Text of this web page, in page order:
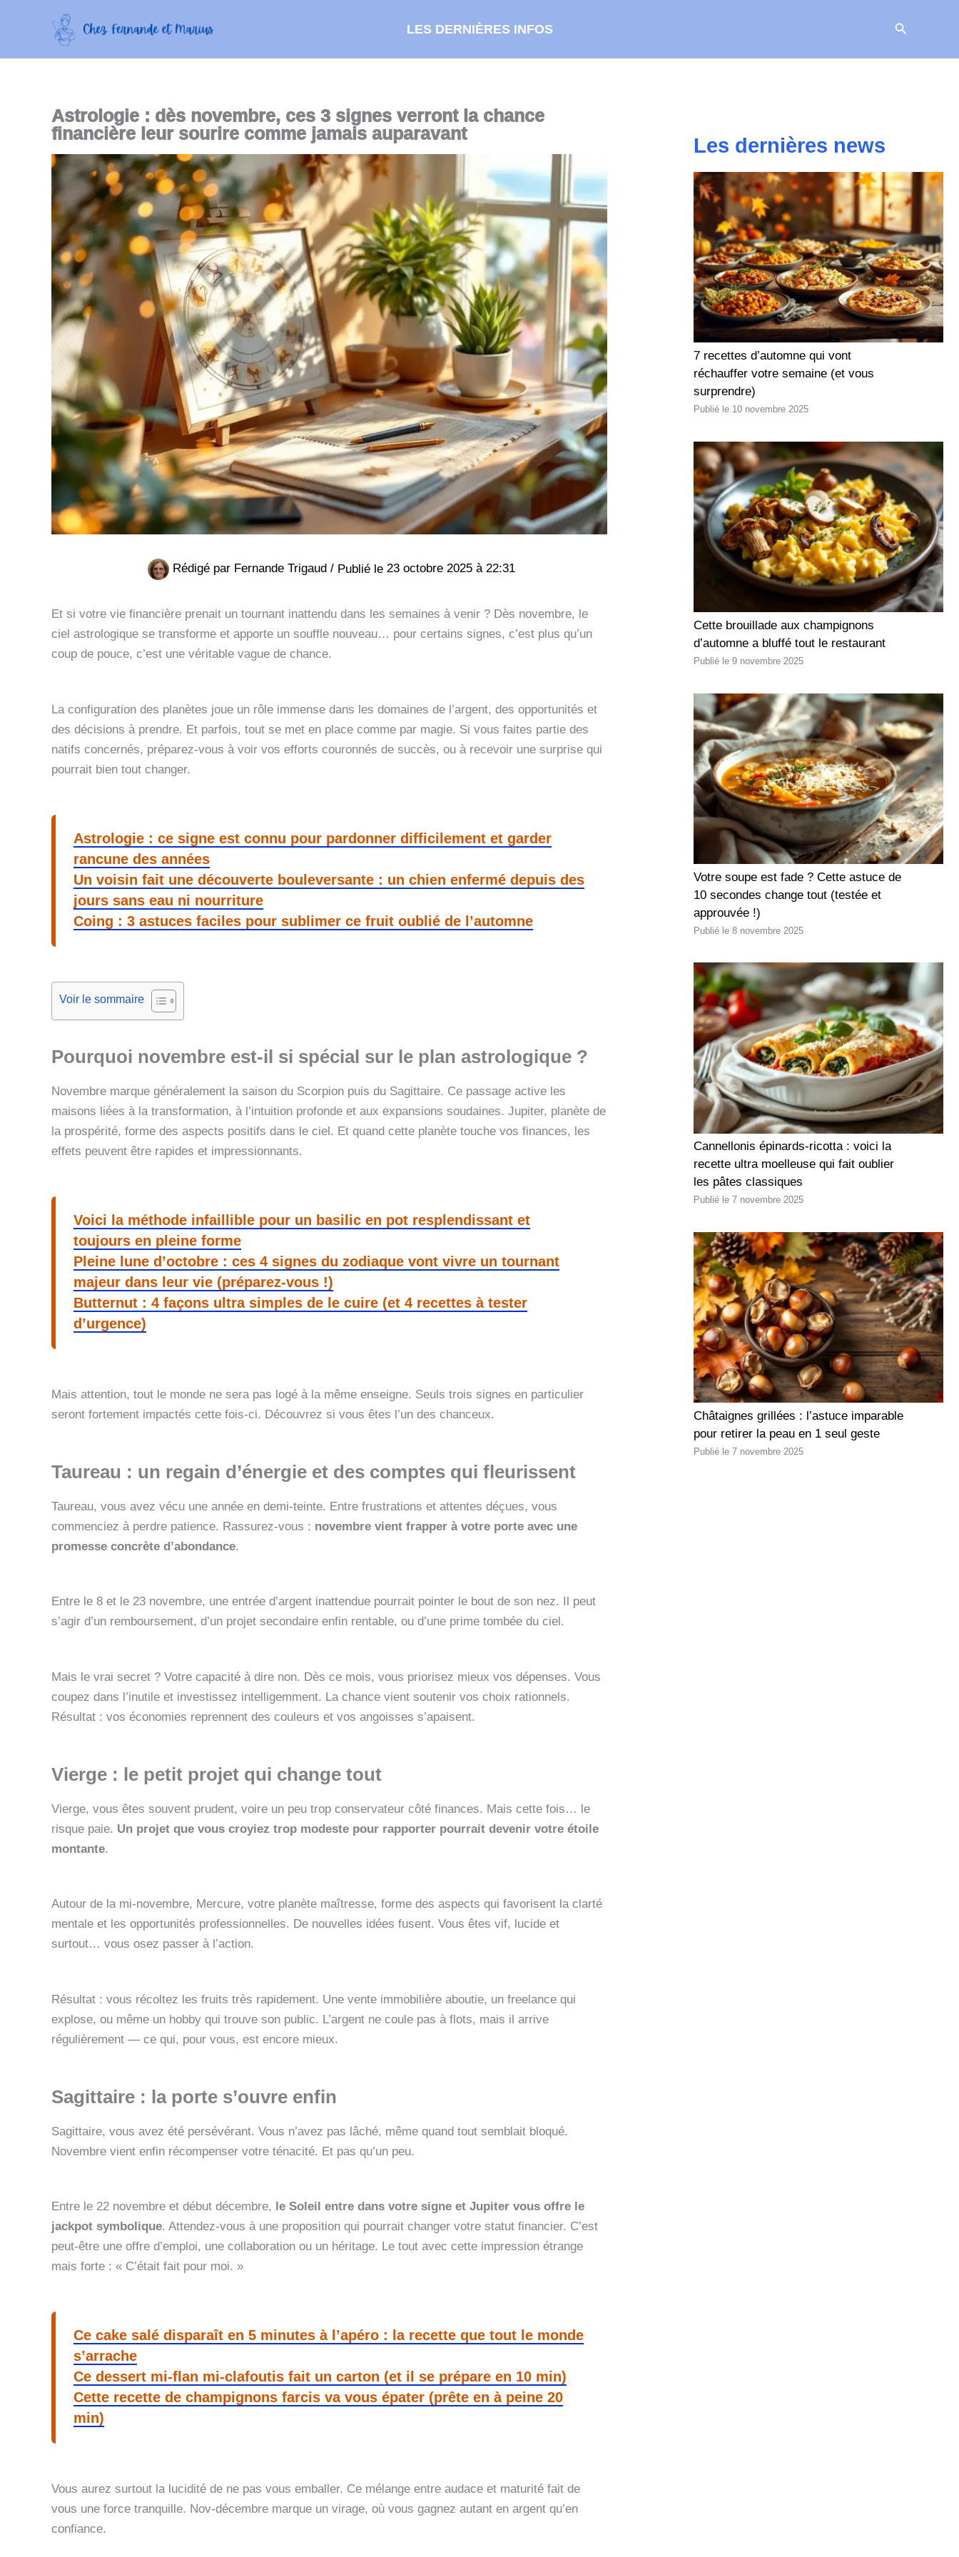
LES DERNIÈRES INFOS
Astrologie : dès novembre, ces 3 signes verront la chance
financière leur sourire comme jamais auparavant
Rédigé par Fernande Trigaud / 23 octobre 2025 à 22:31
Et si votre vie financière prenait un tournant inattendu dans les semaines à venir ? Dès novembre, le
ciel astrologique se transforme et apporte un souffle nouveau… pour certains signes, c’est plus qu’un
coup de pouce, c’est une véritable vague de chance.
La configuration des planètes joue un rôle immense dans les domaines de l’argent, des opportunités et
des décisions à prendre. Et parfois, tout se met en place comme par magie. Si vous faites partie des
natifs concernés, préparez-vous à voir vos efforts couronnés de succès, ou à recevoir une surprise qui
pourrait bien tout changer.
Astrologie : ce signe est connu pour pardonner difficilement et garder
rancune des années
Un voisin fait une découverte bouleversante : un chien enfermé depuis des
jours sans eau ni nourriture
Coing : 3 astuces faciles pour sublimer ce fruit oublié de l’automne
Voir le sommaire
Pourquoi novembre est-il si spécial sur le plan astrologique ?
Novembre marque généralement la saison du Scorpion puis du Sagittaire. Ce passage active les
maisons liées à la transformation, à l’intuition profonde et aux expansions soudaines. Jupiter, planète de
la prospérité, forme des aspects positifs dans le ciel. Et quand cette planète touche vos finances, les
effets peuvent être rapides et impressionnants.
Voici la méthode infaillible pour un basilic en pot resplendissant et
toujours en pleine forme
Pleine lune d’octobre : ces 4 signes du zodiaque vont vivre un tournant
majeur dans leur vie (préparez-vous !)
Butternut : 4 façons ultra simples de le cuire (et 4 recettes à tester
d’urgence)
Mais attention, tout le monde ne sera pas logé à la même enseigne. Seuls trois signes en particulier
seront fortement impactés cette fois-ci. Découvrez si vous êtes l’un des chanceux.
Taureau : un regain d’énergie et des comptes qui fleurissent
Taureau, vous avez vécu une année en demi-teinte. Entre frustrations et attentes déçues, vous
commenciez à perdre patience. Rassurez-vous : novembre vient frapper à votre porte avec une
promesse concrète d’abondance.
Entre le 8 et le 23 novembre, une entrée d’argent inattendue pourrait pointer le bout de son nez. Il peut
s’agir d’un remboursement, d’un projet secondaire enfin rentable, ou d’une prime tombée du ciel.
Mais le vrai secret ? Votre capacité à dire non. Dès ce mois, vous priorisez mieux vos dépenses. Vous
coupez dans l’inutile et investissez intelligemment. La chance vient soutenir vos choix rationnels.
Résultat : vos économies reprennent des couleurs et vos angoisses s’apaisent.
Vierge : le petit projet qui change tout
Vierge, vous êtes souvent prudent, voire un peu trop conservateur côté finances. Mais cette fois… le
risque paie. Un projet que vous croyiez trop modeste pour rapporter pourrait devenir votre étoile
montante.
Autour de la mi-novembre, Mercure, votre planète maîtresse, forme des aspects qui favorisent la clarté
mentale et les opportunités professionnelles. De nouvelles idées fusent. Vous êtes vif, lucide et
surtout… vous osez passer à l’action.
Résultat : vous récoltez les fruits très rapidement. Une vente immobilière aboutie, un freelance qui
explose, ou même un hobby qui trouve son public. L’argent ne coule pas à flots, mais il arrive
régulièrement — ce qui, pour vous, est encore mieux.
Sagittaire : la porte s’ouvre enfin
Sagittaire, vous avez été persévérant. Vous n’avez pas lâché, même quand tout semblait bloqué.
Novembre vient enfin récompenser votre ténacité. Et pas qu’un peu.
Entre le 22 novembre et début décembre, le Soleil entre dans votre signe et Jupiter vous offre le
jackpot symbolique. Attendez-vous à une proposition qui pourrait changer votre statut financier. C’est
peut-être une offre d’emploi, une collaboration ou un héritage. Le tout avec cette impression étrange
mais forte : « C’était fait pour moi. »
Ce cake salé disparaît en 5 minutes à l’apéro : la recette que tout le monde
s’arrache
Ce dessert mi-flan mi-clafoutis fait un carton (et il se prépare en 10 min)
Cette recette de champignons farcis va vous épater (prête en à peine 20
min)
Vous aurez surtout la lucidité de ne pas vous emballer. Ce mélange entre audace et maturité fait de
vous une force tranquille. Nov-décembre marque un virage, où vous gagnez autant en argent qu’en
confiance.
Les dernières news
7 recettes d’automne qui vont
réchauffer votre semaine (et vous
surprendre)
10 novembre 2025
Cette brouillade aux champignons
d’automne a bluffé tout le restaurant
9 novembre 2025
Votre soupe est fade ? Cette astuce de
10 secondes change tout (testée et
approuvée !)
8 novembre 2025
Cannellonis épinards-ricotta : voici la
recette ultra moelleuse qui fait oublier
les pâtes classiques
7 novembre 2025
Châtaignes grillées : l’astuce imparable
pour retirer la peau en 1 seul geste
7 novembre 2025